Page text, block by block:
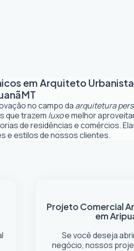
em Arquiteto
MT
no campo da arquitetura
que trazem luxoe melhor
de residências e comércios.
e estilos de nossos clientes.
Projeto Comercial
em
Se você deseja
negócio, nossos